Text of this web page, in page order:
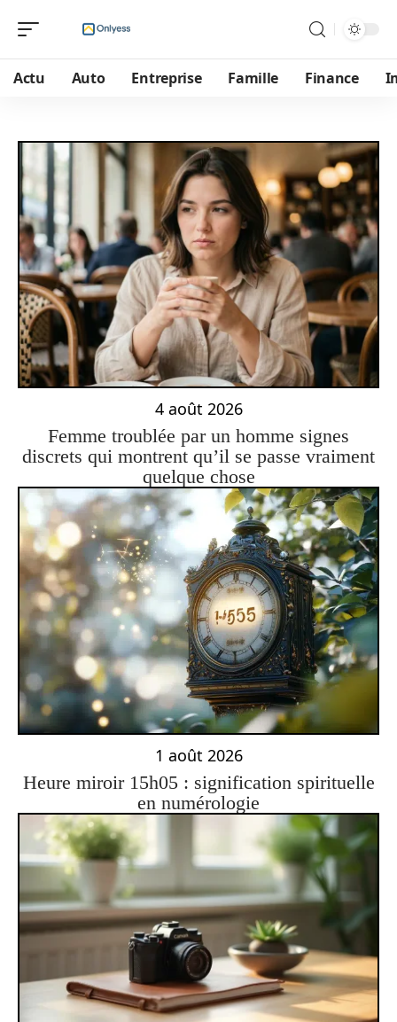
Actu Auto Entreprise Famille Finance
4 août 2026
Femme troublée par un homme signes
discrets qui montrent qu’il se passe vraiment
quelque chose
1 août 2026
Heure miroir 15h05 : signification spirituelle
en numérologie